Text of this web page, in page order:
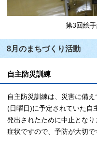
第3回絵
8月のまちづくり活動
自主防災訓練
自主防災訓練は、災害に備
(日曜日)に予定されていた自
発出されたために中止とな
症状ですので、予防が大切で